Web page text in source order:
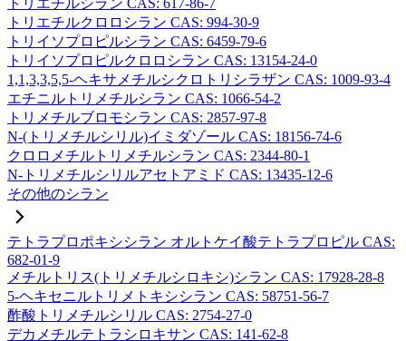
トリエチルシラン CAS: 617-86-7
トリエチルクロロシラン CAS: 994-30-9
トリイソプロピルシラン CAS: 6459-79-6
トリイソプロピルクロロシラン CAS: 13154-24-0
1,1,3,3,5,5-ヘキサメチルシクロトリシラザン CAS: 1009-93-4
エチニルトリメチルシラン CAS: 1066-54-2
トリメチルブロモシラン CAS: 2857-97-8
N-(トリメチルシリル)イミダゾール CAS: 18156-74-6
クロロメチルトリメチルシラン CAS: 2344-80-1
N-トリメチルシリルアセトアミド CAS: 13435-12-6
その他のシラン
テトラプロポキシシラン オルトケイ酸テトラプロピル CAS:
682-01-9
メチルトリス(トリメチルシロキシ)シラン CAS: 17928-28-8
5-ヘキセニルトリメトキシシラン CAS: 58751-56-7
酢酸トリメチルシリル CAS: 2754-27-0
デカメチルテトラシロキサン CAS: 141-62-8